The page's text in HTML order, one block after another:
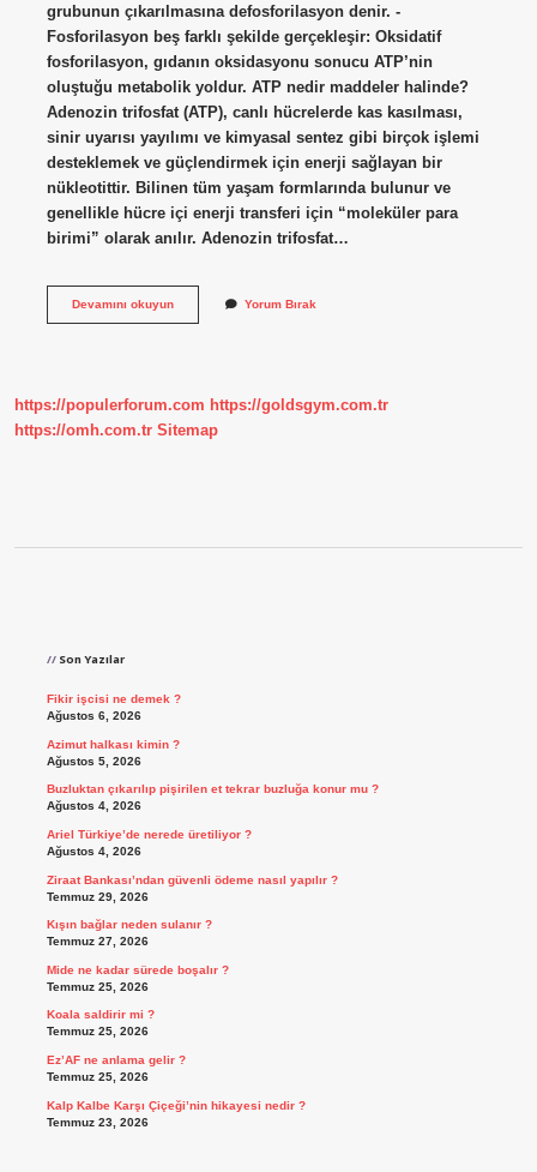
grubunun çıkarılmasına defosforilasyon denir. -
Fosforilasyon beş farklı şekilde gerçekleşir: Oksidatif
fosforilasyon, gıdanın oksidasyonu sonucu ATP’nin
oluştuğu metabolik yoldur. ATP nedir maddeler halinde?
Adenozin trifosfat (ATP), canlı hücrelerde kas kasılması,
sinir uyarısı yayılımı ve kimyasal sentez gibi birçok işlemi
desteklemek ve güçlendirmek için enerji sağlayan bir
nükleotittir. Bilinen tüm yaşam formlarında bulunur ve
genellikle hücre içi enerji transferi için “moleküler para
birimi” olarak anılır. Adenozin trifosfat…
Devamını okuyunAtp
Yorum Bırak
https://populerforum.com https://goldsgym.com.tr
https://omh.com.tr Sitemap
Son Yazılar
Fikir işcisi ne demek ?
Ağustos 6, 2026
Azimut halkası kimin ?
Ağustos 5, 2026
Buzluktan çıkarılıp pişirilen et tekrar buzluğa konur mu ?
Ağustos 4, 2026
Ariel Türkiye’de nerede üretiliyor ?
Ağustos 4, 2026
Ziraat Bankası’ndan güvenli ödeme nasıl yapılır ?
Temmuz 29, 2026
Kışın bağlar neden sulanır ?
Temmuz 27, 2026
Mide ne kadar sürede boşalır ?
Temmuz 25, 2026
Koala saldirir mi ?
Temmuz 25, 2026
Ez’AF ne anlama gelir ?
Temmuz 25, 2026
Kalp Kalbe Karşı Çiçeği’nin hikayesi nedir ?
Temmuz 23, 2026